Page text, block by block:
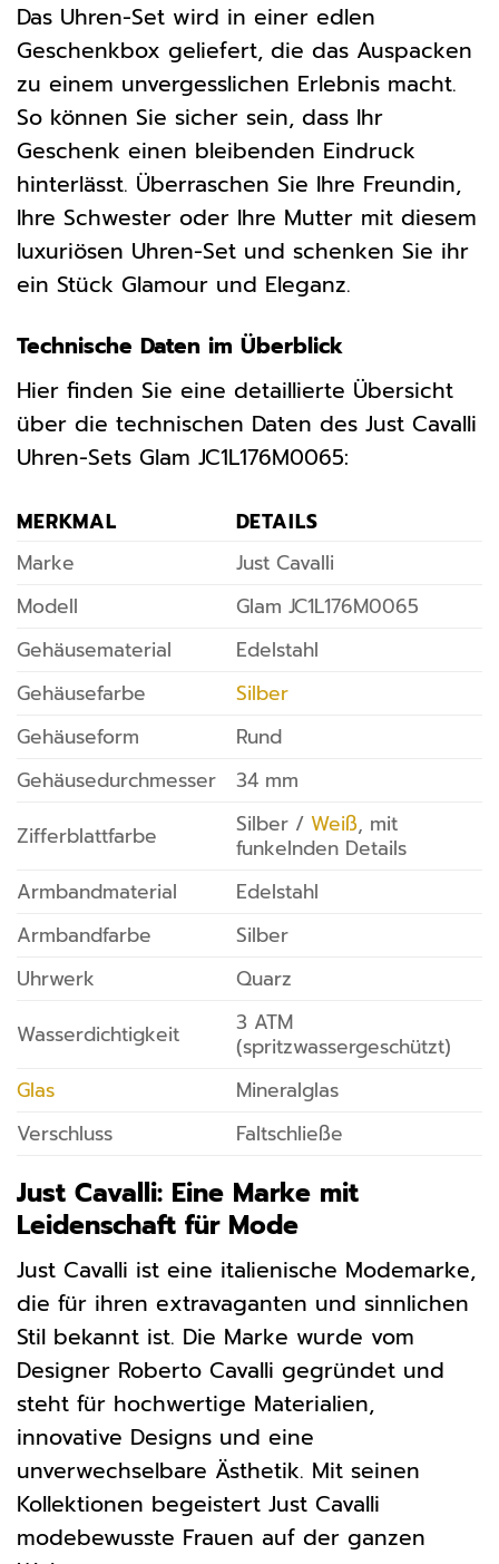
Das Uhren-Set wird in einer edlen
Geschenkbox geliefert, die das Auspacken
zu einem unvergesslichen Erlebnis macht.
So können Sie sicher sein, dass Ihr
Geschenk einen bleibenden Eindruck
hinterlässt. Überraschen Sie Ihre Freundin,
Ihre Schwester oder Ihre Mutter mit diesem
luxuriösen Uhren-Set und schenken Sie ihr
ein Stück Glamour und Eleganz.
Technische Daten im Überblick
Hier finden Sie eine detaillierte Übersicht
über die technischen Daten des Just Cavalli
Uhren-Sets Glam JC1L176M0065:
MERKMAL
DETAILS
Marke
Just Cavalli
Modell
Glam JC1L176M0065
Gehäusematerial
Edelstahl
Gehäusefarbe
Silber
Gehäuseform
Rund
Gehäusedurchmesser
34 mm
Zifferblattfarbe
Silber / Weiß, mit
funkelnden Details
Armbandmaterial
Edelstahl
Armbandfarbe
Silber
Uhrwerk
Quarz
Wasserdichtigkeit
3 ATM
(spritzwassergeschützt)
Glas
Mineralglas
Verschluss
Faltschließe
Just Cavalli: Eine Marke mit
Leidenschaft für Mode
Just Cavalli ist eine italienische Modemarke,
die für ihren extravaganten und sinnlichen
Stil bekannt ist. Die Marke wurde vom
Designer Roberto Cavalli gegründet und
steht für hochwertige Materialien,
innovative Designs und eine
unverwechselbare Ästhetik. Mit seinen
Kollektionen begeistert Just Cavalli
modebewusste Frauen auf der ganzen